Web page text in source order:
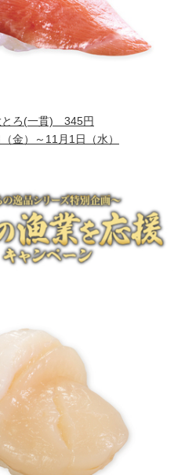
ろ (一貫) 345円
金）～11月1日（水）